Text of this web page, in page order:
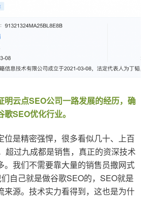
明云点SEO公司一路发展的经历，确
SEO优化行业。
位是精密强悍，很多看似几十、上百
超过九成都是销售，真正的资深技术
。我们不需要靠大量的销售员撒网式
们自己就是做谷歌SEO的，SEO就是
来源。技术实力看得到，这也是为什